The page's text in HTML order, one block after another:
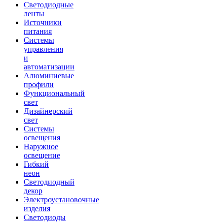
Светодиодные
ленты
Источники
питания
Системы
управления
и
автоматизации
Алюминиевые
профили
Функциональный
свет
Дизайнерский
свет
Системы
освещения
Наружное
освещение
Гибкий
неон
Светодиодный
декор
Электроустановочные
изделия
Светодиоды